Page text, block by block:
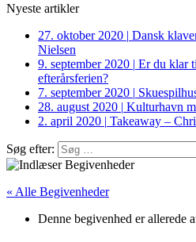
Nyeste artikler
27. oktober 2020 | Dansk
Nielsen
9. september 2020 | Er du klar
efterårsferien?
7. september 2020 |
28. august 2020 | Kulturhavn
2. april 2020 | Takeaway –
Søg efter:
« Alle Begivenheder
Denne begivenhed er allerede